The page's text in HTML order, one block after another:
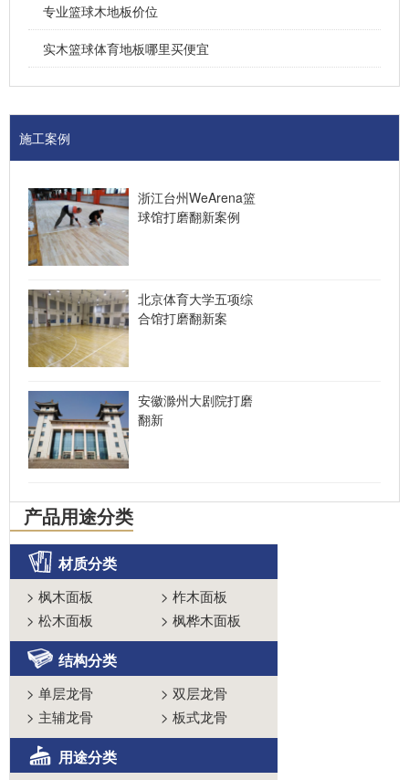
专业篮球木地板价位
实木篮球体育地板哪里买便宜
施工案例
浙江台州WeArena篮
球馆打磨翻新案例
北京体育大学五项综
合馆打磨翻新案
安徽滁州大剧院打磨
翻新
产品用途分类
材质分类
> 枫木面板 > 柞木面板
> 松木面板 > 枫桦木面板
结构分类
> 单层龙骨 > 双层龙骨
> 主辅龙骨 > 板式龙骨
用途分类